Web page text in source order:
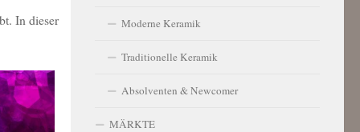
In dieser Moderne Keramik
Traditionelle Keramik
Absolventen & Newcomer
MÄRKTE